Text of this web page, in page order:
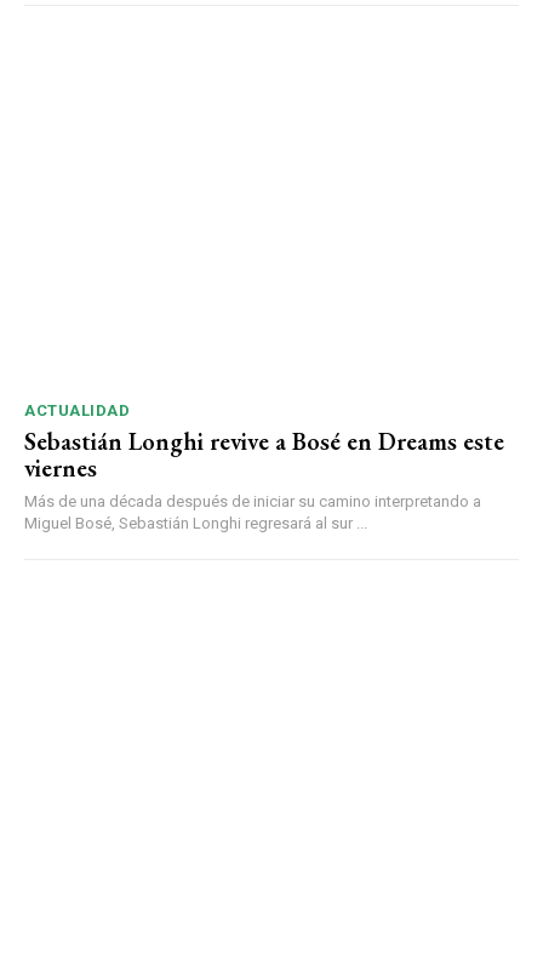
ACTUALIDAD
Sebastián Longhi revive a Bosé en Dreams este
viernes
Más de una década después de iniciar su camino interpretando a
Miguel Bosé, Sebastián Longhi regresará al sur ...